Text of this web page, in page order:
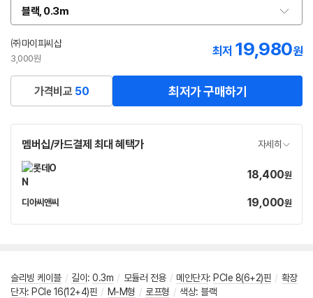
블랙, 0.3m
옵
션
선
택
㈜마이피씨샵
3,000원
최저 19,980원
가격비교 50 최저가 구매하기
멤버십/카드결제 최대 혜택가 자세히
가
18,400원
디아씨앤씨네
가
19,000원
슬리빙 케이블 / 길이 : 0.3m / 모듈러 전용 / 메인단자: PCIe 8(6+2)핀 / 확장
단자: PCIe 16(12+4)핀 / M-M형 / 로프형 / 색상: 블랙